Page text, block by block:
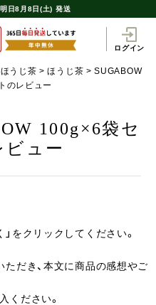
明日8月8日(土) 発送
ログイン
ほうじ茶 ほうじ茶
SUGABOW
のレビュー
100g×6袋セ
ビュー
をクリックしてください。
だき、本文に商品の感想やご
ください。